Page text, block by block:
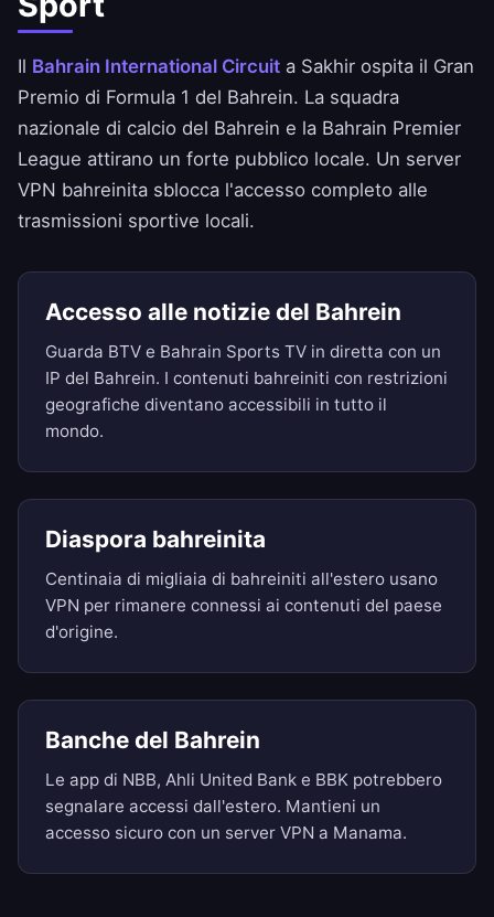
Il Bahrain International Circuit a Sakhir ospita il Gran
Premio di Formula 1 del Bahrein. La squadra
nazionale di calcio del Bahrein e la Bahrain Premier
League attirano un forte pubblico locale. Un server
VPN bahreinita sblocca l'accesso completo alle
trasmissioni sportive locali.
Accesso alle notizie del Bahrein
Guarda BTV e Bahrain Sports TV in diretta con un
IP del Bahrein. I contenuti bahreiniti con restrizioni
geografiche diventano accessibili in tutto il
mondo.
Diaspora bahreinita
Centinaia di migliaia di bahreiniti all'estero usano
VPN per rimanere connessi ai contenuti del paese
d'origine.
Banche del Bahrein
Le app di NBB, Ahli United Bank e BBK potrebbero
segnalare accessi dall'estero. Mantieni un
accesso sicuro con un server VPN a Manama.